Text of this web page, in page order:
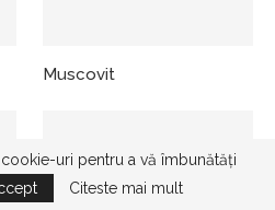
Muscovit
uri pentru a vă îmbunătăți
Citeste mai mult